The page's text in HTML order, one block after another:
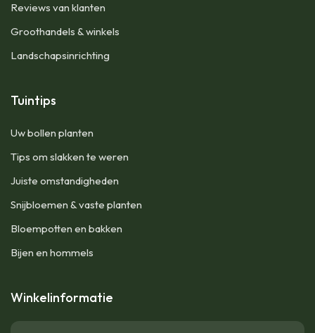
Reviews van klanten
Groothandels & winkels
Landschapsinrichting
Tuintips
Uw bollen planten
Tips om slakken te weren
Juiste omstandigheden
Snijbloemen & vaste planten
Bloempotten en bakken
Bijen en hommels
Winkelinformatie